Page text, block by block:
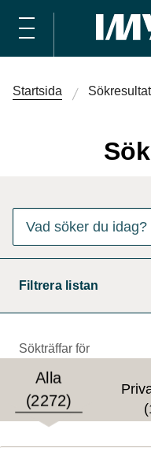
Startsida Sökresultat
förslag.
Filtrera listan
Sökträffar för
Alla
(2272)